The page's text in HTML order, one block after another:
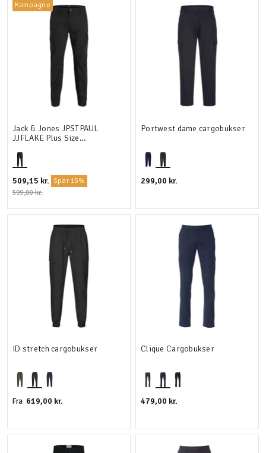
Kampagne
Jack & Jones JPSTPAUL
JJFLAKE Plus Size
509,15 kr. Spar 15%
599,00 kr.
Portwest dame cargobukser
299,00 kr.
ID stretch cargobukser
Fra 619,00 kr.
Clique Cargobukser
479,00 kr.